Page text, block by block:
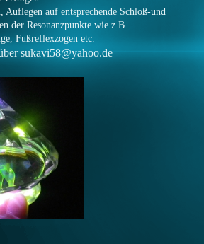
Auflegen auf entsprechende Schloß-und
der Resonanzpunkte wie z.B.
Fußreflexzogen etc.
sukavi58@yahoo.de